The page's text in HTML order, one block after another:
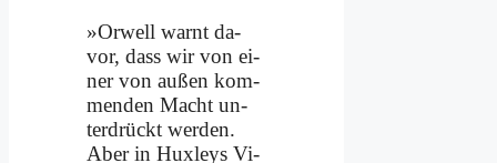
»Or­well warnt da­
vor, dass wir von ei­
ner von au­ßen kom­
men­den Macht un­
ter­drückt wer­den.
Aber in Hux­leys Vi­